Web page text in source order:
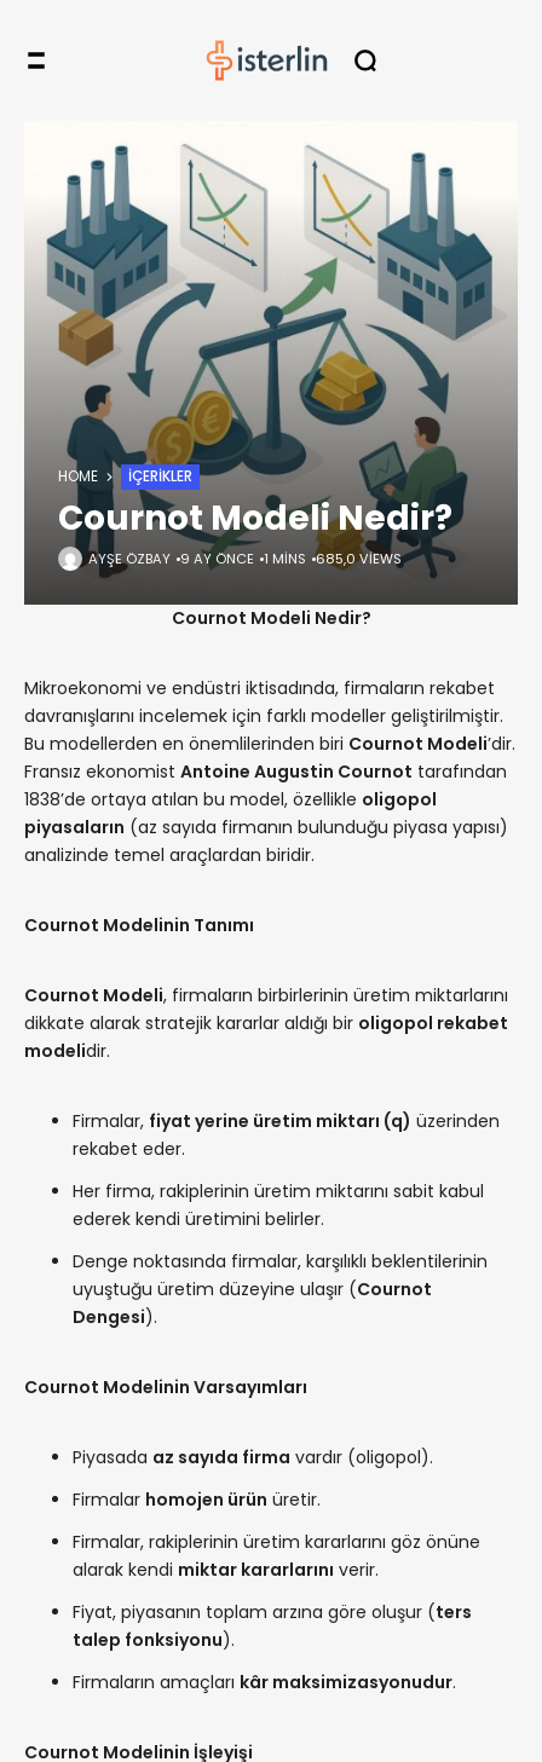
HOME İÇERIKLER
Cournot Modeli Nedir?
AYŞE ÖZBAY 9 AY ÖNCE 1 MINS 685,0 VIEWS
Cournot Modeli Nedir?
Mikroekonomi ve endüstri iktisadında, firmaların rekabet
davranışlarını incelemek için farklı modeller geliştirilmiştir.
Bu modellerden en önemlilerinden biri Cournot Modeli’dir.
Fransız ekonomist Antoine Augustin Cournot tarafından
1838’de ortaya atılan bu model, özellikle oligopol
piyasaların (az sayıda firmanın bulunduğu piyasa yapısı)
analizinde temel araçlardan biridir.
Cournot Modelinin Tanımı
Cournot Modeli, firmaların birbirlerinin üretim miktarlarını
dikkate alarak stratejik kararlar aldığı bir oligopol rekabet
modelidir.
Firmalar, fiyat yerine üretim miktarı (q) üzerinden
rekabet eder.
Her firma, rakiplerinin üretim miktarını sabit kabul
ederek kendi üretimini belirler.
Denge noktasında firmalar, karşılıklı beklentilerinin
uyuştuğu üretim düzeyine ulaşır (Cournot
Dengesi).
Cournot Modelinin Varsayımları
Piyasada az sayıda firma vardır (oligopol).
Firmalar homojen ürün üretir.
Firmalar, rakiplerinin üretim kararlarını göz önüne
alarak kendi miktar kararlarını verir.
Fiyat, piyasanın toplam arzına göre oluşur (ters
talep fonksiyonu).
Firmaların amaçları kâr maksimizasyonudur.
Cournot Modelinin İşleyişi